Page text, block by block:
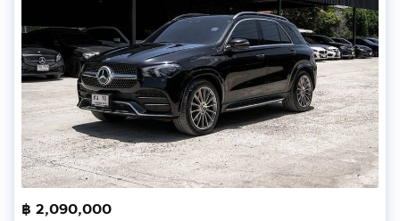
฿ 2,090,000